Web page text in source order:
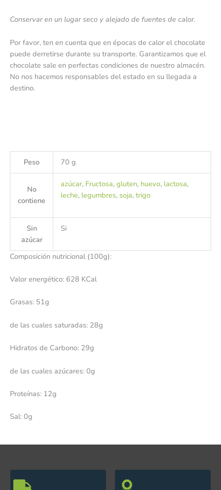
Conservar en un lugar seco y alejado de fuentes de calor.
Por favor, ten en cuenta que en épocas de calor el chocolate
puede derretirse durante su transporte. Garantizamos que el
chocolate sale en perfectas condiciones de nuestro almacén.
No nos hacemos responsables del estado en su llegada a
destino.
Peso 70 g
No
contiene
azúcar, Fructosa, gluten, huevo, lactosa,
leche, legumbres, soja, trigo
Sin
azúcar
Si
Composición nutricional (100g):
Valor energético: 628 KCal
Grasas: 51g
de las cuales saturadas: 28g
Hidratos de Carbono: 29g
de las cuales azúcares: 0g
Proteínas: 12g
Sal: 0g